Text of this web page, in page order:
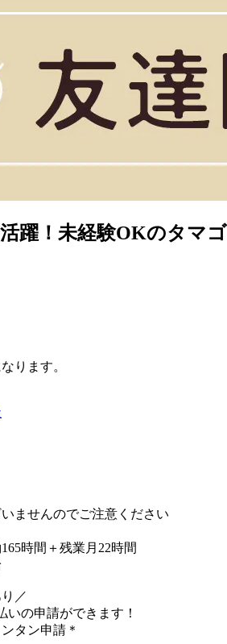
躍！未経験OKのタマ
ります。
ませんのでご注意ください
時間＋残業月22時間
／
いの申請ができます！
タン申請＊